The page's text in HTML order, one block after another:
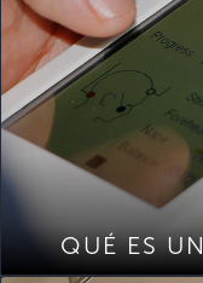
QUÉ ES